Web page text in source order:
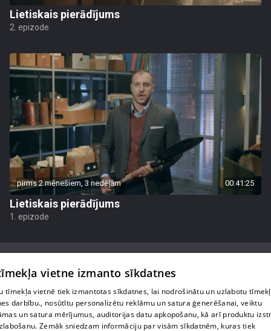
Lietiskais pierādījums
2. epizode
pirms 2 mēnešiem, 3 nedēļām 00:41:25
Lietiskais pierādījums
1. epizode
Par mums
Privātuma politika
vietne izmanto sīkdatnes
tīmekļa vietnē tiek izmantotas sīkdatnes, lai nodrošinātu un uzlabotu
darbību., nosūtītu personalizētu reklāmu un satura ģenerēšanai, veiktu
un satura mērījumus, auditorijas datu apkopošanu, kā arī produktu
Zemāk sniedzam informāciju par visām sīkdatnēm, kuras tiek